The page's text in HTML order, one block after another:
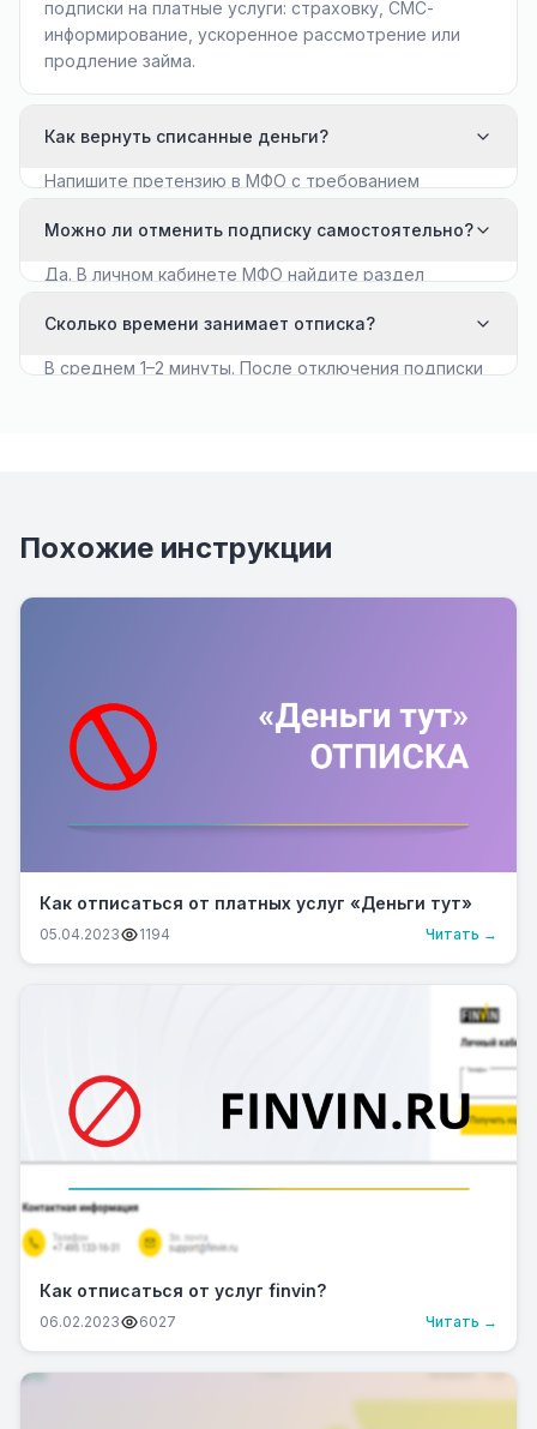
подписки на платные услуги: страховку, СМС-
информирование, ускоренное рассмотрение или
продление займа.
Как вернуть списанные деньги?
Напишите претензию в МФО с требованием
дней — обращайтесь в Роспотребнадзор.
Можно ли отменить подписку самостоятельно?
Да. В личном кабинете МФО найдите раздел
Сколько времени занимает отписка?
В среднем 1–2 минуты. После отключения подписки
Похожие инструкции
Как отписаться от платных услуг «Деньги тут»
05.04.2023 1194 Читать →
Как отписаться от услуг finvin?
06.02.2023 6027 Читать →